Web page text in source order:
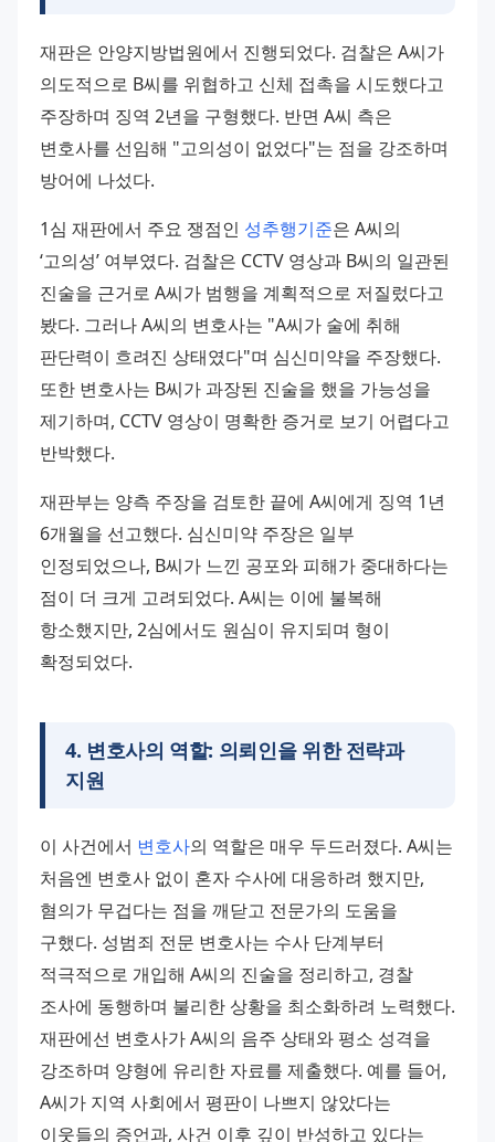
재판은 안양지방법원에서 진행되었다. 검찰은 A씨가
의도적으로 B씨를 위협하고 신체 접촉을 시도했다고
주장하며 징역 2년을 구형했다. 반면 A씨 측은
변호사를 선임해 "고의성이 없었다"는 점을 강조하며
방어에 나섰다.
1심 재판에서 주요 쟁점인 성추행기준은 A씨의
‘고의성’ 여부였다. 검찰은 CCTV 영상과 B씨의 일관된
진술을 근거로 A씨가 범행을 계획적으로 저질렀다고
봤다. 그러나 A씨의 변호사는 "A씨가 술에 취해
판단력이 흐려진 상태였다"며 심신미약을 주장했다.
또한 변호사는 B씨가 과장된 진술을 했을 가능성을
제기하며, CCTV 영상이 명확한 증거로 보기 어렵다고
반박했다.
재판부는 양측 주장을 검토한 끝에 A씨에게 징역 1년
6개월을 선고했다. 심신미약 주장은 일부
인정되었으나, B씨가 느낀 공포와 피해가 중대하다는
점이 더 크게 고려되었다. A씨는 이에 불복해
항소했지만, 2심에서도 원심이 유지되며 형이
확정되었다.
4. 변호사의 역할: 의뢰인을 위한 전략과
지원
이 사건에서 변호사의 역할은 매우 두드러졌다. A씨는
처음엔 변호사 없이 혼자 수사에 대응하려 했지만,
혐의가 무겁다는 점을 깨닫고 전문가의 도움을
구했다. 성범죄 전문 변호사는 수사 단계부터
적극적으로 개입해 A씨의 진술을 정리하고, 경찰
조사에 동행하며 불리한 상황을 최소화하려 노력했다.
재판에선 변호사가 A씨의 음주 상태와 평소 성격을
강조하며 양형에 유리한 자료를 제출했다. 예를 들어,
A씨가 지역 사회에서 평판이 나쁘지 않았다는
이웃들의 증언과, 사건 이후 깊이 반성하고 있다는